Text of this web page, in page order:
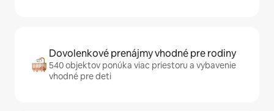
Dovolenkové prenájmy vhodné pre rodiny
540 objektov ponúka viac priestoru a vybavenie
vhodné pre deti